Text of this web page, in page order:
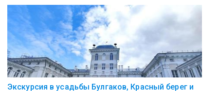
Экскурсия в усадьбы Булгаков, Красный берег и